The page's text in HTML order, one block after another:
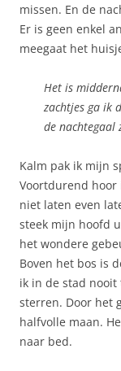
missen. En de
Er is geen enkel
meegaat het
Het is
zachtjes ga ik
de nachtegaal
Kalm pak ik mijn
Voortdurend
niet laten even
steek mijn hoofd
het wondere
Boven het bos is
ik in de stad
sterren. Door het
halfvolle maan.
naar bed.